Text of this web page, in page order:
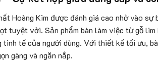
Hoàng Kim được đánh giá cao nhờ vào
tuyệt vời. Sản phẩm bàn làm việc từ gỗ
tinh tế của người dùng. Với thiết kế tối ưu,
gàng và ngăn nắp.